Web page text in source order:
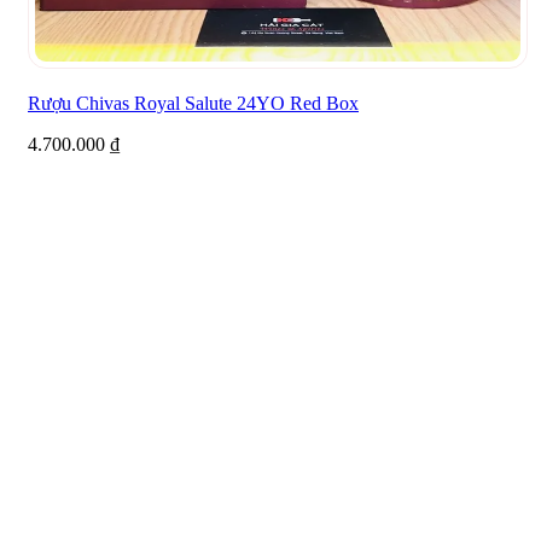
Rượu Chivas Royal Salute 24YO Red Box
4.700.000 ₫